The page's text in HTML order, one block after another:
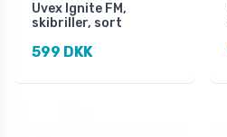
Uvex Ignite FM,
skibriller, sort
599 DKK